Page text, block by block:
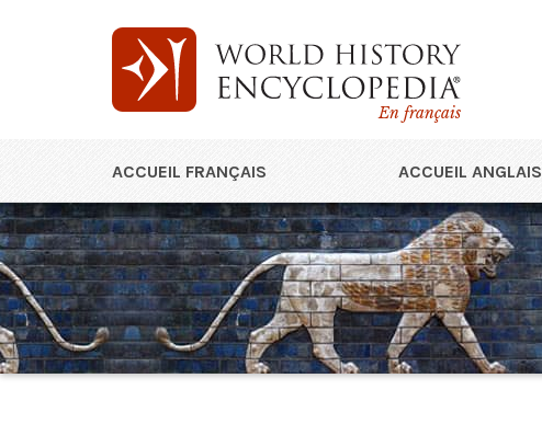
En français
ACCUEIL FRANÇAIS ACCUEIL ANGLAIS